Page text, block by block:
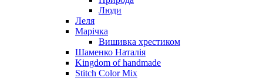
Люди
Леля
Марічка
Вишивка хрестиком
Шаменко Наталія
Kingdom of handmade
Stitch Color Mix